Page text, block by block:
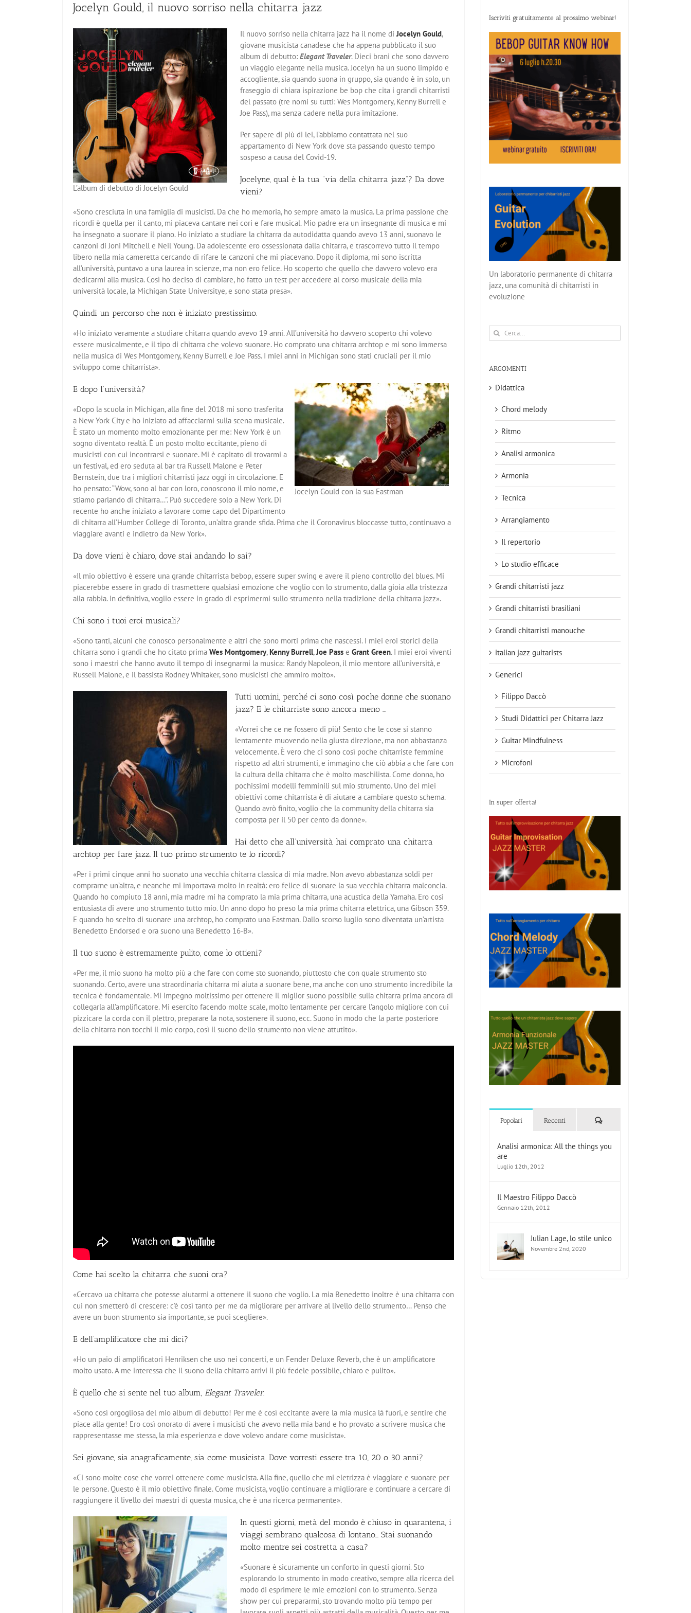
Jocelyn Gould, il nuovo sorriso nella chitarra jazz
L’album di debutto di Jocelyn Gould
Il nuovo sorriso nella chitarra jazz ha il nome diJocelyn Gould,
giovane musicista canadese che ha appena pubblicato il suo
album di debutto: Elegant Traveler. Dieci brani che sono davvero
un viaggio elegante nella musica. Jocelyn ha un suono limpido e
accogliente, sia quando suona in gruppo, sia quando è in solo, un
fraseggio di chiara ispirazione be bop che cita i grandi chitarristi
del passato (tre nomi su tutti: Wes Montgomery, Kenny Burrell e
Joe Pass), ma senza cadere nella pura imitazione.
Per sapere di più di lei, l’abbiamo contattata nel suo
appartamento di New York dove sta passando questo tempo
sospeso a causa del Covid-19.
Jocelyne, qual è la tua “via della chitarra jazz”? Da dove
vieni?
«Sono cresciuta in una famiglia di musicisti. Da che ho memoria, ho sempre amato la musica. La prima passione che
ricordi è quella per il canto, mi piaceva cantare nei cori e fare musical. Mio ​​padre era un insegnante di musica e mi
ha insegnato a suonare il piano. Ho iniziato a studiare la chitarra da autodidatta quando avevo 13 anni, suonavo le
canzoni di Joni Mitchell e Neil Young. Da adolescente ero ossessionata dalla chitarra, e trascorrevo tutto il tempo
libero nella mia cameretta cercando di rifare le canzoni che mi piacevano. Dopo il diploma, mi sono iscritta
all’università, puntavo a una laurea in scienze, ma non ero felice. Ho scoperto che quello che davvero volevo era
dedicarmi alla musica. Così ho deciso di cambiare, ho fatto un test per accedere al corso musicale della mia
università locale, la Michigan State Universitye, e sono stata presa».
Quindi un percorso che non è iniziato prestissimo.
«Ho iniziato veramente a studiare chitarra quando avevo 19 anni. All’università ho davvero scoperto chi volevo
essere musicalmente, e il tipo di chitarra che volevo suonare. Ho comprato una chitarra archtop e mi sono immersa
nella musica di Wes Montgomery, Kenny Burrell e Joe Pass. I miei anni in Michigan sono stati cruciali per il mio
sviluppo come chitarrista».
Jocelyn Gould con la sua Eastman
E dopo l’università?
«Dopo la scuola in Michigan, alla fine del 2018 mi sono trasferita
a New York City e ho iniziato ad affacciarmi sulla scena musicale.
È stato un momento molto emozionante per me: New York è un
sogno diventato realtà. È un posto molto eccitante, pieno di
musicisti con cui incontrarsi e suonare. Mi è capitato di trovarmi a
un festival, ed ero seduta al bar tra Russell Malone e Peter
Bernstein, due tra i migliori chitarristi jazz oggi in circolazione. E
ho pensato: “Wow, sono al bar con loro, conoscono il mio nome, e
stiamo parlando di chitarra…”. Può succedere solo a New York. Di
recente ho anche iniziato a lavorare come capo del Dipartimento
di chitarra all’Humber College di Toronto, un’altra grande sfida. Prima che il Coronavirus bloccasse tutto, continuavo a
viaggiare avanti e indietro da New York».
Da dove vieni è chiaro, dove stai andando lo sai?
«Il mio obiettivo è essere una grande chitarrista bebop, essere super swing e avere il pieno controllo del blues. Mi
piacerebbe essere in grado di trasmettere qualsiasi emozione che voglio con lo strumento, dalla gioia alla tristezza
alla rabbia. In definitiva, voglio essere in grado di esprimermi sullo strumento nella tradizione della chitarra jazz».
Chi sono i tuoi eroi musicali?
«Sono tanti, alcuni che conosco personalmente e altri che sono morti prima che nascessi. I miei eroi storici della
chitarra sono i grandi che ho citato prima Wes Montgomery, Kenny Burrell,Joe Pass e Grant Green. I miei eroi viventi
sono i maestri che hanno avuto il tempo di insegnarmi la musica: Randy Napoleon, il mio mentore all’università, e
Russell Malone, e il bassista Rodney Whitaker, sono musicisti che ammiro molto».
Tutti uomini, perché ci sono così poche donne che suonano
jazz? E le chitarriste sono ancora meno …
«Vorrei che ce ne fossero di più! Sento che le cose si stanno
lentamente muovendo nella giusta direzione, ma non abbastanza
velocemente. È vero che ci sono così poche chitarriste femmine
rispetto ad altri strumenti, e immagino che ciò abbia a che fare con
la cultura della chitarra che è molto maschilista. Come donna, ho
pochissimi modelli femminili sul mio strumento. Uno dei miei
obiettivi come chitarrista è di aiutare a cambiare questo schema.
Quando avrò finito, voglio che la community della chitarra sia
composta per il 50 per cento da donne».
Hai detto che all’università hai comprato una chitarra
archtop per fare jazz. Il tuo primo strumento te lo ricordi?
«Per i primi cinque anni ho suonato una vecchia chitarra classica di mia madre. Non avevo abbastanza soldi per
comprarne un’altra, e neanche mi importava molto in realtà: ero felice di suonare la sua vecchia chitarra malconcia.
Quando ho compiuto 18 anni, mia madre mi ha comprato la mia prima chitarra, una acustica della Yamaha. Ero così
entusiasta di avere uno strumento tutto mio. Un anno dopo ho preso la mia prima chitarra elettrica, una Gibson 359.
E quando ho scelto di suonare una archtop, ho comprato una Eastman. Dallo scorso luglio sono diventata un’artista
Benedetto Endorsed e ora suono una Benedetto 16-B».
Il tuo suono è estremamente pulito, come lo ottieni?
«Per me, il mio suono ha molto più a che fare con come sto suonando, piuttosto che con quale strumento sto
suonando. Certo, avere una straordinaria chitarra mi aiuta a suonare bene, ma anche con uno strumento incredibile la
tecnica è fondamentale. Mi impegno moltissimo per ottenere il miglior suono possibile sulla chitarra prima ancora di
collegarla all’amplificatore. Mi esercito facendo molte scale, molto lentamente per cercare l’angolo migliore con cui
pizzicare la corda con il plettro, preparare la nota, sostenere il suono, ecc. Suono in modo che la parte posteriore
della chitarra non tocchi il mio corpo, così il suono dello strumento non viene attutito».
Come hai scelto la chitarra che suoni ora?
«Cercavo ua chitarra che potesse aiutarmi a ottenere il suono che voglio. La mia Benedetto inoltre è una chitarra con
cui non smetterò di crescere: c’è così tanto per me da migliorare per arrivare al livello dello strumento… Penso che
avere un buon strumento sia importante, se puoi scegliere».
E dell’amplificatore che mi dici?
«Ho un paio di amplificatori Henriksen che uso nei concerti, e un Fender Deluxe Reverb, che è un amplificatore
molto usato. A me interessa che il suono della chitarra arrivi il più fedele possibile, chiaro e pulito».
È quello che si sente nel tuo album, Elegant Traveler.
«Sono così orgogliosa del mio album di debutto! Per me è così eccitante avere la mia musica là fuori, e sentire che
piace alla gente! Ero così onorato di avere i musicisti che avevo nella mia band e ho provato a scrivere musica che
rappresentasse me stessa, la mia esperienza e dove volevo andare come musicista».
Sei giovane, sia anagraficamente, sia come musicista. Dove vorresti essere tra 10, 20 o 30 anni?
«Ci sono molte cose che vorrei ottenere come musicista. Alla fine, quello che mi eletrizza è viaggiare e suonare per
le persone. Questo è il mio obiettivo finale. Come musicista, voglio continuare a migliorare e continuare a cercare di
raggiungere il livello dei maestri di questa musica, che è una ricerca permanente».
In questi giorni, metà del mondo è chiuso in quarantena, i
viaggi sembrano qualcosa di lontano… Stai suonando
molto mentre sei costretta a casa?
«Suonare è sicuramente un conforto in questi giorni. Sto
esplorando lo strumento in modo creativo, sempre alla ricerca del
modo di esprimere le mie emozioni con lo strumento. Senza
show per cui prepararmi, sto trovando molto più tempo per
Iscriviti gratuitamente al prossimo webinar!
Un laboratorio permanente di chitarra
jazz, una comunità di chitarristi in
evoluzione
Cerca
per:
ARGOMENTI
Didattica
Chord melody
Ritmo
Analisi armonica
Armonia
Tecnica
Arrangiamento
Il repertorio
Lo studio efficace
Grandi chitarristi jazz
Grandi chitarristi brasiliani
Grandi chitarristi manouche
italian jazz guitarists
Generici
Filippo Daccò
Studi Didattici per Chitarra Jazz
Guitar Mindfulness
Microfoni
In super offerta!
Popolari Recenti Commenti
Analisi armonica: All the things you
are
Luglio 12th, 2012
Il Maestro Filippo Daccò
Gennaio 12th, 2012
Julian Lage, lo stile unico
Novembre 2nd, 2020